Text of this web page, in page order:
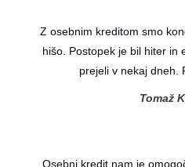
Z osebnim kreditom smo
hišo. Postopek je bil hiter in
prejeli v nekaj dneh.
Tomaž
Osebni kredit nam je